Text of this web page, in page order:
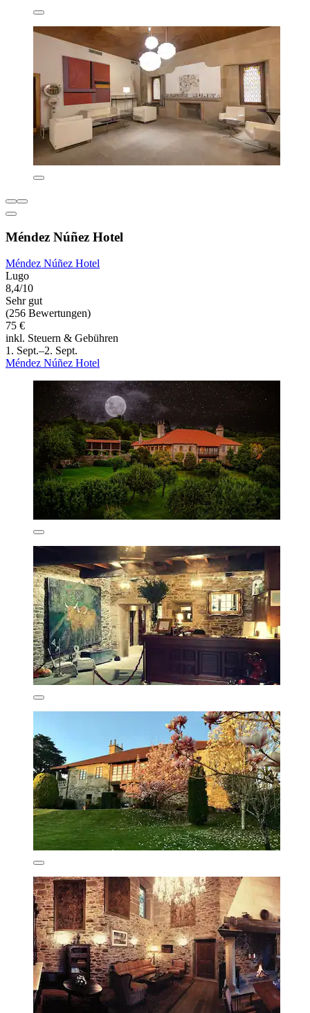
Méndez Núñez Hotel
Méndez Núñez Hotel
Lugo
8,4/10
Sehr gut
(256 Bewertungen)
75 €
inkl. Steuern & Gebühren
1. Sept.–2. Sept.
Méndez Núñez Hotel